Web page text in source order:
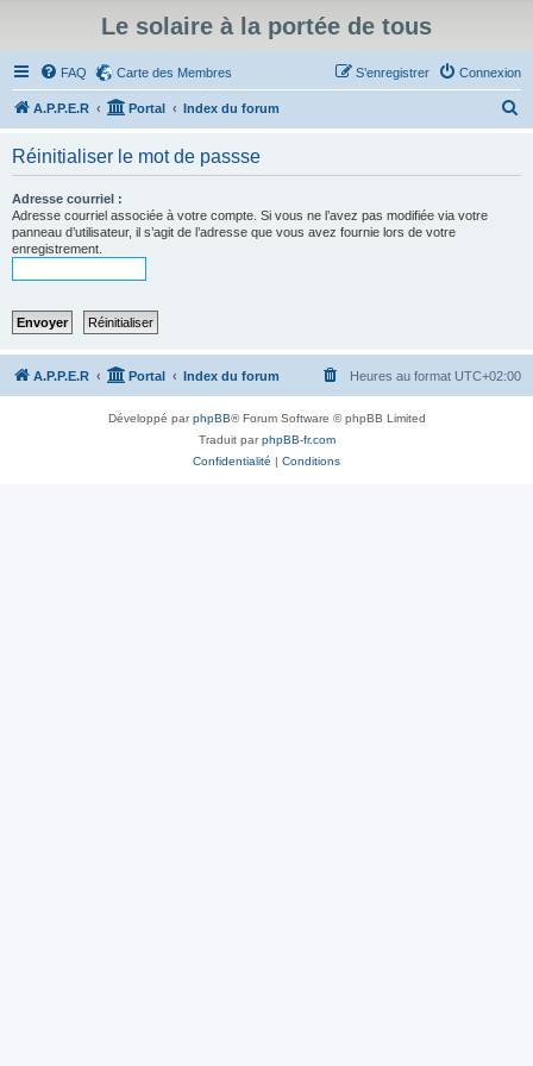
Le solaire à la portée de tous
FAQ Carte des Membres Connexion
S’enregistrer
A.P.P.E.R Portal Index du forum
Réinitialiser le mot de passse
Adresse courriel :
Adresse courriel associée à votre compte. Si vous ne l’avez pas modifiée via votre
panneau d’utilisateur, il s’agit de l’adresse que vous avez fournie lors de votre
enregistrement.
A.P.P.E.R Portal Index du forum Heures au format UTC+02:00
Développé parphpBB® Forum Software © phpBB Limited
Traduit parphpBB-fr.com
Confidentialité | Conditions